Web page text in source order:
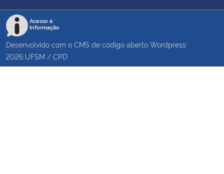
Acesso à
Informação
Desenvolvido com o CMS de código aberto Wordpress
2026 UFSM / CPD